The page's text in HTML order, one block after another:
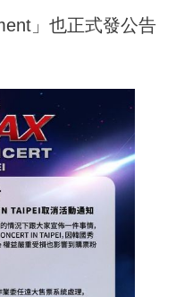
」也正式發公告